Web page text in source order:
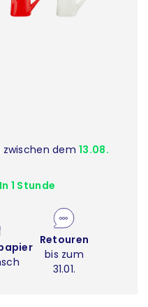
zwischen dem13.08.
In 1 Stunde
Retouren
bis zum
31.01.